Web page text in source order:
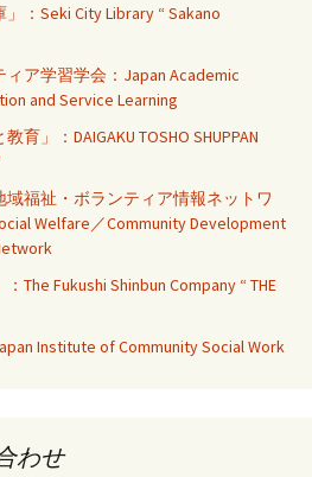
：Seki City Library “ Sakano
ア学習学会：Japan Academic
and Service Learning
」：DAIGAKU TOSHO SHUPPAN
福祉・ボランティア情報ネットワ
Welfare／Community Development
Fukushi Shinbun Company “ THE
Institute of Community Social Work
わせ